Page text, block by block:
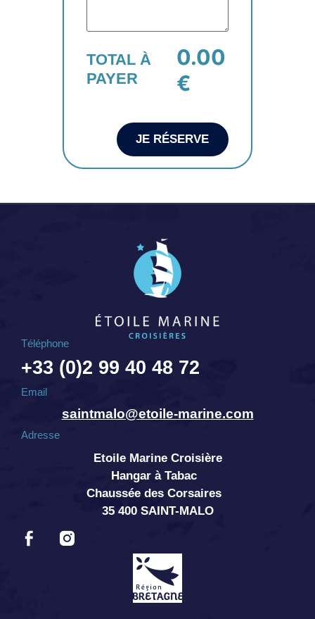
TOTAL À
PAYER
0.00
€
JE RÉSERVE
Téléphone
+33 (0)2 99 40 48 72
Email
saintmalo@etoile-marine.com
Adresse
Etoile Marine Croisière
Hangar à Tabac
Chaussée des Corsaires
35 400 SAINT-MALO